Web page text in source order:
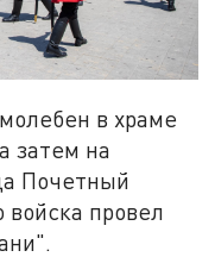
в храме
затем на
Почетный
войска провел